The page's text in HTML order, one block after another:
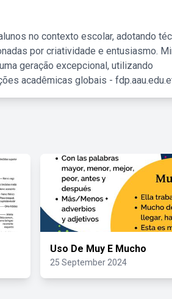
no contexto escolar, adotando
por criatividade e entusiasmo.
geração excepcional, utilizando
acadêmicas globais -
Uso De Muy E Mucho
25 September 2024